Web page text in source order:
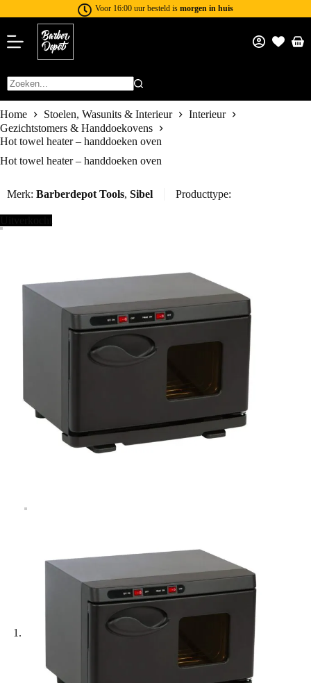
Voor 16:00 uur besteld is morgen in huis
Home Stoelen, Wasunits & Interieur
Interieur
Gezichtstomers & Handdoekovens
Hot towel heater – handdoeken oven
Hot towel heater – handdoeken oven
Merk: Barberdepot Tools, Sibel Producttype: